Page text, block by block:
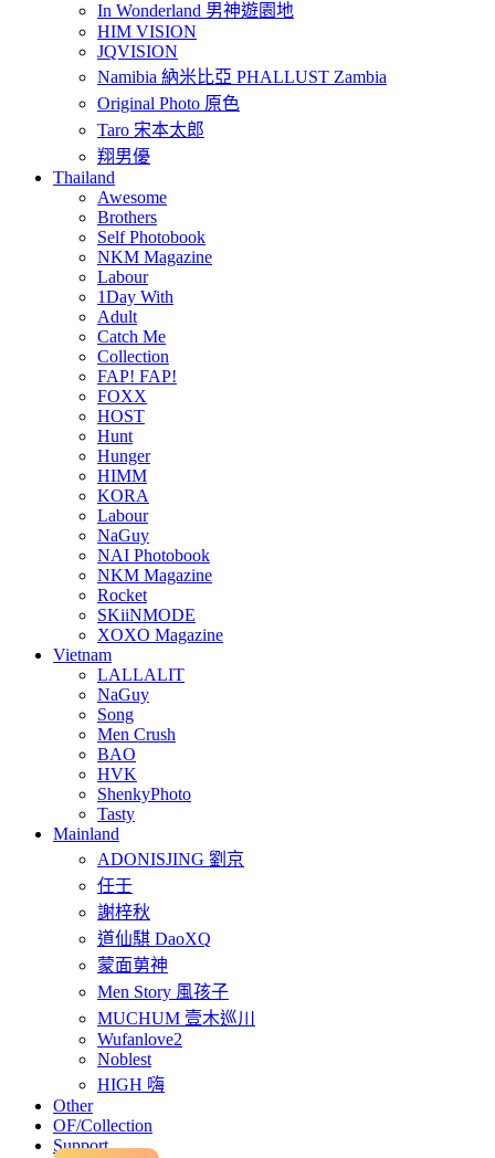
In Wonderland 男神遊園地
HIM VISION
JQVISION
Namibia 納米比亞 PHALLUST Zambia
Original Photo 原色
Taro 宋本太郎
翔男優
Thailand
Awesome
Brothers
Self Photobook
NKM Magazine
Labour
1Day With
Adult
Catch Me
Collection
FAP! FAP!
FOXX
HOST
Hunt
Hunger
HIMM
KORA
Labour
NaGuy
NAI Photobook
NKM Magazine
Rocket
SKiiNMODE
XOXO Magazine
Vietnam
LALLALIT
NaGuy
Song
Men Crush
BAO
HVK
ShenkyPhoto
Tasty
Mainland
ADONISJING 劉京
任壬
謝梓秋
道仙騏 DaoXQ
蒙面莮神
Men Story 風孩子
MUCHUM 壹木巡川
Wufanlove2
Noblest
HIGH 嗨
Other
OF/Collection
Support